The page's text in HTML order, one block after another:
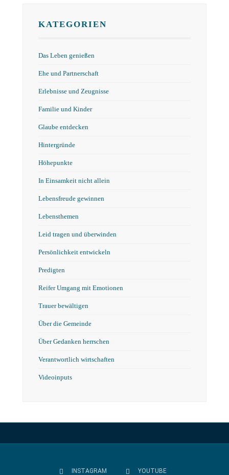
KATEGORIEN
Das Leben genießen
Ehe und Partnerschaft
Erlebnisse und Zeugnisse
Familie und Kinder
Glaube entdecken
Hintergründe
Höhepunkte
In Einsamkeit nicht allein
Lebensfreude gewinnen
Lebensthemen
Leid tragen und überwinden
Persönlichkeit entwickeln
Predigten
Reifer Umgang mit Emotionen
Trauer bewältigen
Über die Gemeinde
Über Gedanken herrschen
Verantwortlich wirtschaften
Videoinputs
INSTAGRAM YOUTUBE